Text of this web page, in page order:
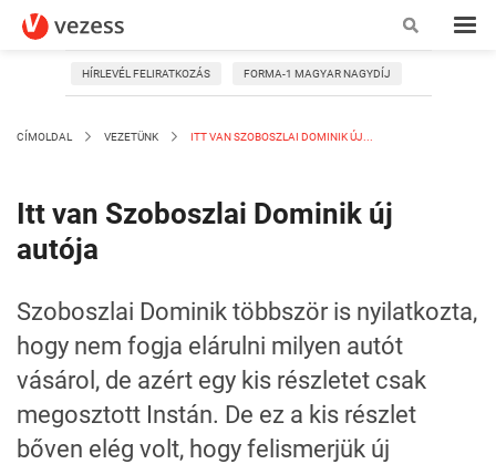
HÍRLEVÉL FELIRATKOZÁS FORMA-1 MAGYAR NAGYDÍJ
CÍMOLDAL VEZETÜNK ITT VAN SZOBOSZLAI DOMINIK ÚJ...
Itt van Szoboszlai Dominik új
autója
Szoboszlai Dominik többször is nyilatkozta,
hogy nem fogja elárulni milyen autót
vásárol, de azért egy kis részletet csak
megosztott Instán. De ez a kis részlet
bőven elég volt, hogy felismerjük új